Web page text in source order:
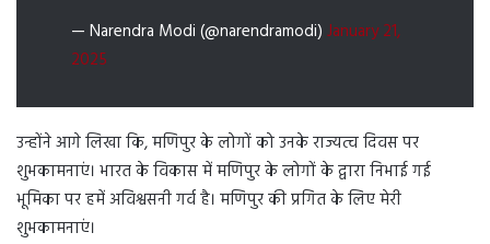
— Narendra Modi (@narendramodi) January 21,
2025
उन्होंने आगे लिखा कि, मणिपुर के लोगों को उनके राज्यत्व दिवस पर
शुभकामनाएं। भारत के विकास में मणिपुर के लोगों के द्वारा निभाई गई
भूमिका पर हमें अविश्वसनी गर्व है। मणिपुर की प्रगित के लिए मेरी
शुभकामनाएं।